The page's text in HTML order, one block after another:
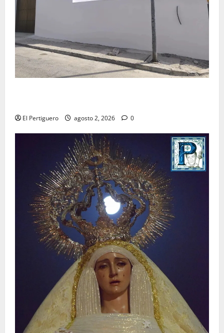
El Pertiguero agosto 2, 2026 0